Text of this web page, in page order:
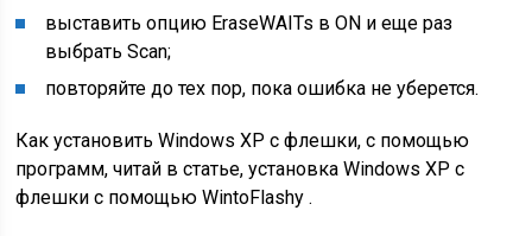
выставить опцию EraseWAITs в ON и еще раз
выбрать Scan;
повторяйте до тех пор, пока ошибка не уберется.
Как установить Windows XP с флешки, с помощью
программ, читай в статье, установка Windows XP с
флешки с помощью WintoFlashy .